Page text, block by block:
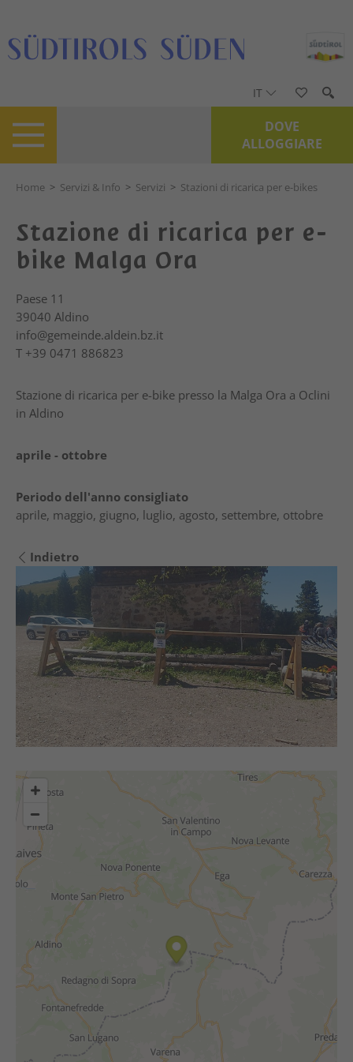
IT
DOVE
ALLOGGIARE
Home > Servizi & Info > Servizi > Stazioni di ricarica per e-bikes
Stazione di ricarica per e-
bike Malga Ora
Paese 11
39040 Aldino
info@gemeinde.aldein.bz.it
T +39 0471 886823
Stazione di ricarica per e-bike presso la Malga Ora a Oclini
in Aldino
aprile - ottobre
Periodo dell'anno consigliato
aprile, maggio, giugno, luglio, agosto, settembre, ottobre
Indietro